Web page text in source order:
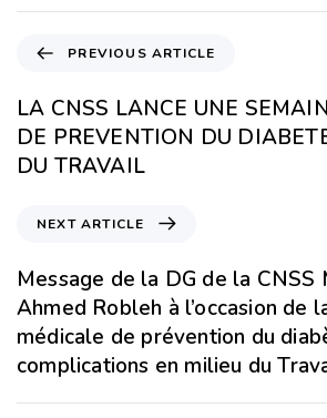
PREVIOUS ARTICLE
LA CNSS LANCE UNE
DE PREVENTION DU
DU TRAVAIL
NEXT ARTICLE
Message de la DG de la CNSS
Ahmed Robleh à l’occasion de
médicale de prévention du
complications en milieu du